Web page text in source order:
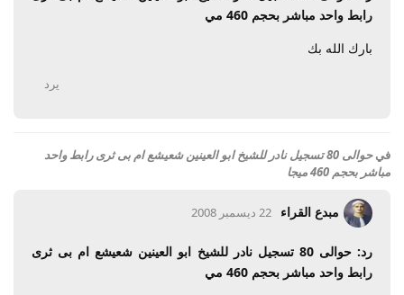
رابط واحد مباشر بحجم 460 مي
بارك الله بك
يرد
في
حوالى 80 تسجيل نادر للشيخ ابو العينين شعيشع ام بى ثرى رابط واحد
مباشر بحجم 460 ميجا
مبدع القراء 22 ديسمبر 2008
رد: حوالى 80 تسجيل نادر للشيخ ابو العينين شعيشع ام بى ثرى
رابط واحد مباشر بحجم 460 مي